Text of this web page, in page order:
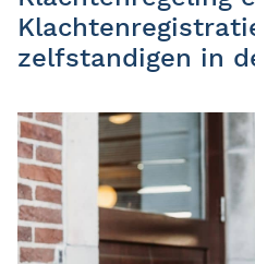
zelfstandigen in